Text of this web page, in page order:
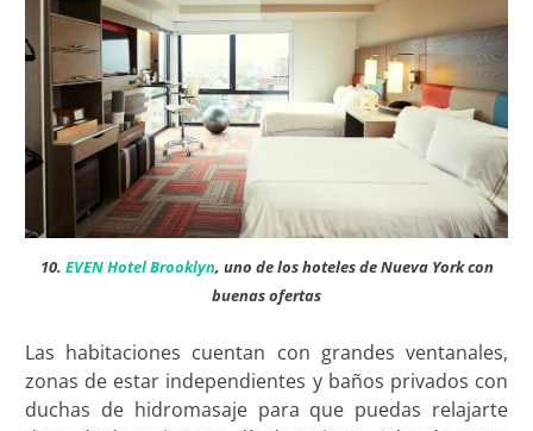
10. EVEN Hotel Brooklyn, uno de los hoteles de Nueva York con
buenas ofertas
Las habitaciones cuentan con grandes ventanales,
zonas de estar independientes y baños privados con
duchas de hidromasaje para que puedas relajarte